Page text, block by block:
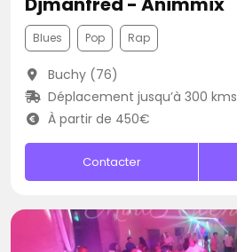
Blues Pop Rap
Buchy (76)
Déplacement jusqu’à 300 kms
À partir de 450€
Contacter